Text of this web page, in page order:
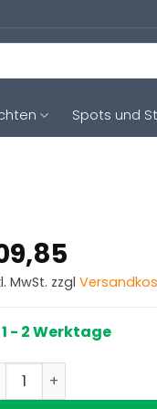
Spots und
MwSt. zzgl
1 - 2 Werktage
Bambus